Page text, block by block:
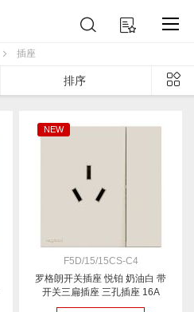
我的购物车
索
插座
排序
NEW
F5D/15/15CS-C4
罗格朗开关插座 悦铂 奶油白 带
开关三扁插座 三孔插座 16A